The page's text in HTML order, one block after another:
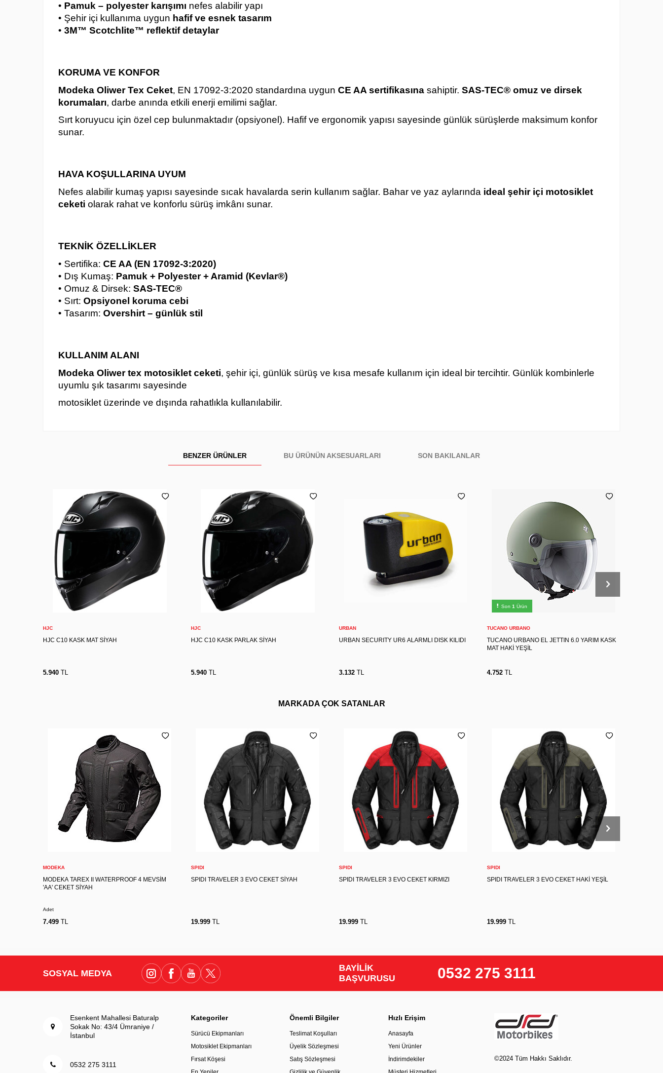
• Pamuk – polyester karışımı nefes alabilir yapı
• Şehir içi kullanıma uygun hafif ve esnek tasarım
• 3M™ Scotchlite™ reflektif detaylar
KORUMA VE KONFOR
Modeka Oliwer Tex Ceket, EN 17092-3:2020 standardına uygun CE AA sertifikasına sahiptir. SAS-TEC® omuz ve dirsek
korumaları, darbe anında etkili enerji emilimi sağlar.
Sırt koruyucu için özel cep bulunmaktadır (opsiyonel). Hafif ve ergonomik yapısı sayesinde günlük sürüşlerde maksimum konfor
sunar.
HAVA KOŞULLARINA UYUM
Nefes alabilir kumaş yapısı sayesinde sıcak havalarda serin kullanım sağlar. Bahar ve yaz aylarında ideal şehir içi motosiklet
ceketi olarak rahat ve konforlu sürüş imkânı sunar.
TEKNİK ÖZELLİKLER
• Sertifika: CE AA (EN 17092-3:2020)
• Dış Kumaş: Pamuk + Polyester + Aramid (Kevlar®)
• Omuz & Dirsek: SAS-TEC®
• Sırt: Opsiyonel koruma cebi
• Tasarım: Overshirt – günlük stil
KULLANIM ALANI
Modeka Oliwer tex motosiklet ceketi, şehir içi, günlük sürüş ve kısa mesafe kullanım için ideal bir tercihtir. Günlük kombinlerle
uyumlu şık tasarımı sayesinde
motosiklet üzerinde ve dışında rahatlıkla kullanılabilir.
BENZER ÜRÜNLER BU ÜRÜNÜN AKSESUARLARI SON BAKILANLAR
XS S 2XL
HJC
HJC C10 KASK MAT SİYAH
5.940 TL
S
HJC
HJC C10 KASK PARLAK SİYAH
5.940 TL
URBAN
URBAN SECURITY UR6 ALARMLI DISK KILIDI
3.132 TL
Son 1 Ürün
XXL XS
Sepete Ekle
TUCANO URBANO
TUCANO URBANO EL JETTIN 6.0 YARIM KASK
MAT HAKİ YEŞİL
4.752 TL
MARKADA ÇOK SATANLAR
M L
MODEKA
MODEKA TAREX II WATERPROOF 4 MEVSİM
'AA' CEKET SİYAH
Adet
7.499 TL
M XL 4XL
SPIDI
SPIDI TRAVELER 3 EVO CEKET SİYAH
19.999 TL
M XL 4XL
SPIDI
SPIDI TRAVELER 3 EVO CEKET KIRMIZI
19.999 TL
M XL 2XL
SPIDI
SPIDI TRAVELER 3 EVO CEKET HAKİ YEŞİL
19.999 TL
SOSYAL MEDYA
BAYİLİK
BAŞVURUSU
0532 275 3111
Esenkent Mahallesi Baturalp
Sokak No: 43/4 Ümraniye /
İstanbul
0532 275 3111
Kategoriler
Sürücü Ekipmanları
Motosiklet Ekipmanları
Fırsat Köşesi
Önemli Bilgiler
Teslimat Koşulları
Üyelik Sözleşmesi
Satış Sözleşmesi
Hızlı Erişim
Anasayfa
Yeni Ürünler
İndirimdekiler
©2024 Tüm Hakkı Saklıdır.